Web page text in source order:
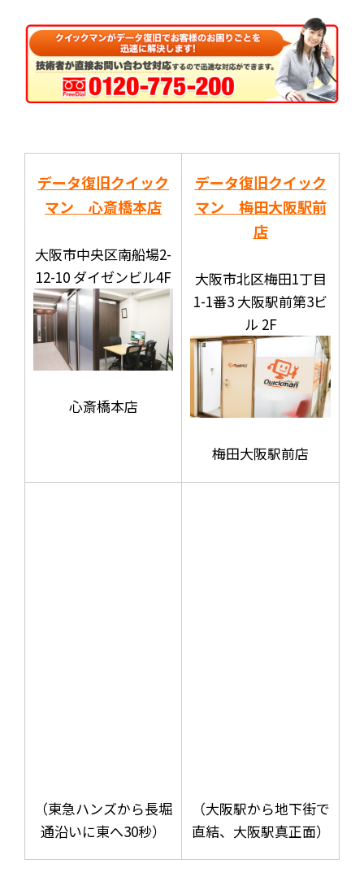
データ復旧クイック
マン 心斎橋本店
大阪市中央区南船場2-
12-10 ダイゼンビル4F
心斎橋本店
データ復旧クイック
マン 梅田大阪駅前
店
大阪市北区梅田1丁目
1-1番3 大阪駅前第3ビ
ル 2F
梅田大阪駅前店
（東急ハンズから長堀
通沿いに東へ30秒）
（大阪駅から地下街で
直結、大阪駅真正面）